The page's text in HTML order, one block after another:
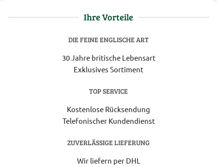
Ihre Vorteile
DIE FEINE ENGLISCHE ART
30 Jahre britische Lebensart
Exklusives Sortiment
TOP SERVICE
Kostenlose Rücksendung
Telefonischer Kundendienst
ZUVERLÄSSIGE LIEFERUNG
Wir liefern per DHL